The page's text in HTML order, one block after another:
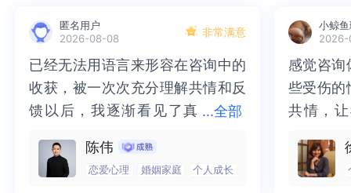
新春快乐保持觉察祝好！ZQ
新春快乐保持觉察祝好！ZQ
匿名用户
2026-08-08
非常满意
...全部
已经无法用语言来形容在咨询中的
收获，被一次次充分理解共情和反
馈以后，我逐渐看见了真
清晰，也慢慢找回了内在的力量。
虽然不知道还要有多久的路要走，
已经无法用语言来形容在咨询中的
收获，被一次次充分理解共情和反
馈以后，我逐渐看见了真实的那
也慢慢找回了内在的力量。虽然不
知道还要有多久的路要走，但我很
陈伟
恋爱心理 婚姻家庭 个人成长
小鲸
感觉咨询
些受伤的
共情，
一部分
而且当
感觉咨询
些受伤的
共情，让
处理的
询师准